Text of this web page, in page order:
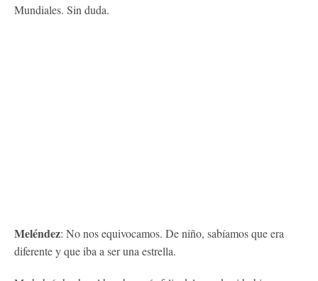
Mundiales. Sin duda.
Meléndez: No nos equivocamos. De niño, sabíamos que era
diferente y que iba a ser una estrella.